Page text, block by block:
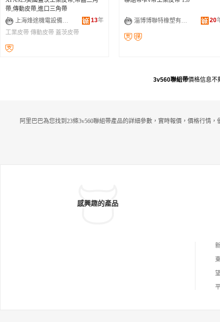
帶,傳動皮帶,進口三角帶
上海烽途機電設備有限公司
13年
工業皮帶 傳動皮帶 蓋茨皮帶
淄博博聯特橡塑有限公司 20
3v560聯組帶價格信息不
阿里巴巴為您找到23條3v560聯組帶產品的詳細參數，實時報價，價格行情，
感興趣的產品